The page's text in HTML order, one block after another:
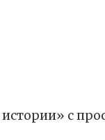
истории» с